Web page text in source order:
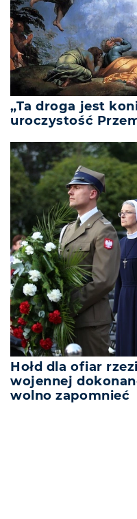
„Ta droga jest
uroczystość
Hołd dla ofiar
wojennej
wolno zapomnieć